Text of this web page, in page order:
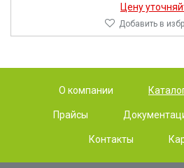
Цену
Добавить в
О компании
Прайсы
Контакты